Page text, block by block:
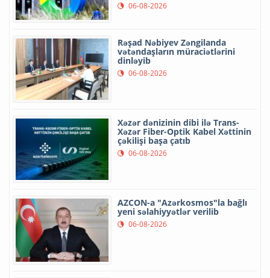
06-08-2026
Rəşad Nəbiyev Zəngilanda
vətəndaşların müraciətlərini
dinləyib
06-08-2026
Xəzər dənizinin dibi ilə Trans-
Xəzər Fiber-Optik Kabel Xəttinin
çəkilişi başa çatıb
06-08-2026
AZCON-a "Azərkosmos"la bağlı
yeni səlahiyyətlər verilib
06-08-2026